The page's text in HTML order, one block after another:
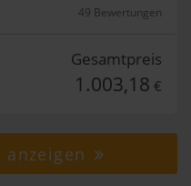
49 Bewertungen
Gesamtpreis
1.003,18 €